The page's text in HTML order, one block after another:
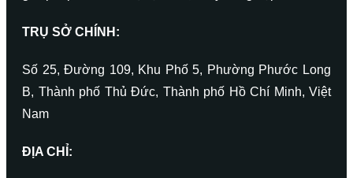
TRỤ SỞ CHÍNH:
Số 25, Đường 109, Khu Phố 5, Phường Phước Long
B, Thành phố Thủ Đức, Thành phố Hồ Chí Minh, Việt
Nam
ĐỊA CHỈ: